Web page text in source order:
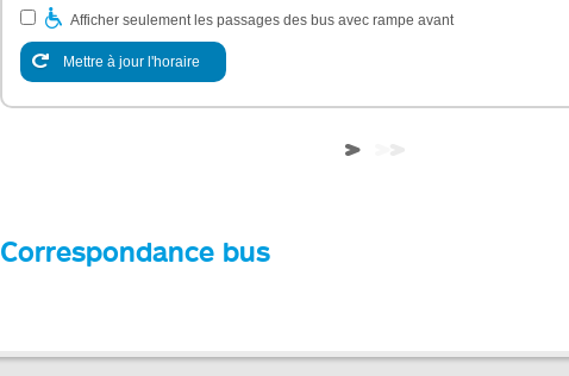
Afficher seulement les passages des bus avec rampe avant
Mettre à jour l'horaire
Correspondance bus